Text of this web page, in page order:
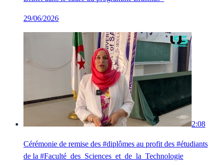
29/06/2026
2:08
Cérémonie de remise des #diplômes au profit des #étudiants
de la #Faculté_des_Sciences_et_de_la_Technologie